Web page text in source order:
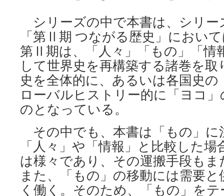
シリーズの中で本書は、シリー
「第Ⅱ期 つながる歴史」におい
第Ⅱ期は、「人々」「もの」「情
して世界史を再構築する諸巻を
史を全体的に、あるいは各国史
ローバルヒストリー的に「ヨコ
のとなっている。
その中でも、本書は「もの」に
「人々」や「情報」と比較した
は様々であり、その運搬手段も
また、「もの」の移動には需要
く働く。そのため、「もの」を